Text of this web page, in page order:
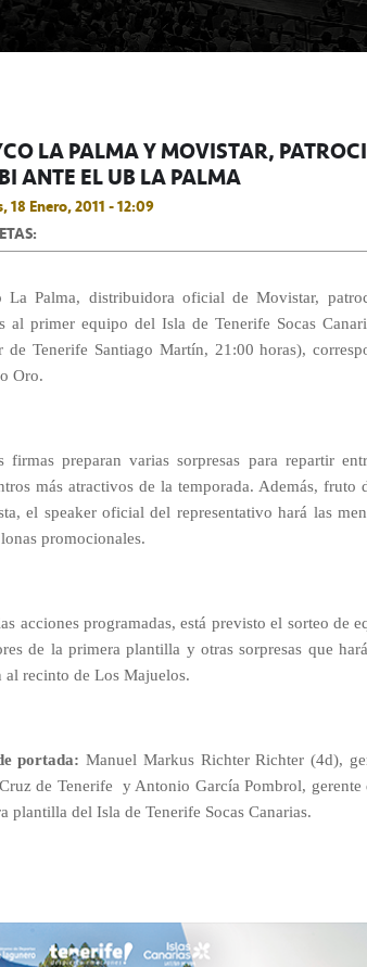
LA PALMA Y MOVISTAR,
ANTE EL UB LA PALMA
18 Enero, 2011 - 12:09
La Palma, distribuidora oficial de Movistar,
al primer equipo del Isla de Tenerife Socas
de Tenerife Santiago Martín, 21:00 horas),
Oro.
firmas preparan varias sorpresas para repartir
más atractivos de la temporada. Además,
el speaker oficial del representativo hará las
promocionales.
acciones programadas, está previsto el sorteo de
de la primera plantilla y otras sorpresas que
al recinto de Los Majuelos.
portada: Manuel Markus Richter Richter (4d),
de Tenerife
y Antonio García Pombrol,
plantilla del Isla de Tenerife Socas Canarias.